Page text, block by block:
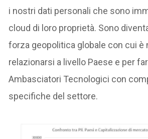
i nostri dati personali che sono
cloud di loro proprietà. Sono
forza geopolitica globale con cui è
relazionarsi a livello Paese e per
Ambasciatori Tecnologici con
specifiche del settore.